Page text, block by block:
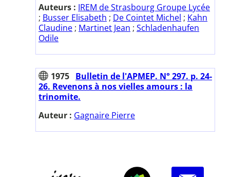
Auteurs : IREM de Strasbourg Groupe Lycée
; Busser Elisabeth ; De Cointet Michel ; Kahn
Claudine ; Martinet Jean ; Schladenhaufen
Odile
1975 Bulletin de l'APMEP. N° 297. p. 24-
26. Revenons à nos vielles amours : la
trinomite.
Auteur : Gagnaire Pierre